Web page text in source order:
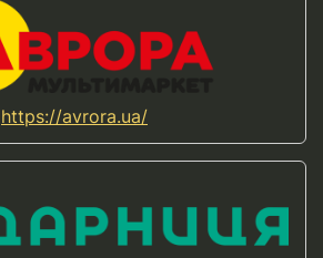
https://avrora.ua/